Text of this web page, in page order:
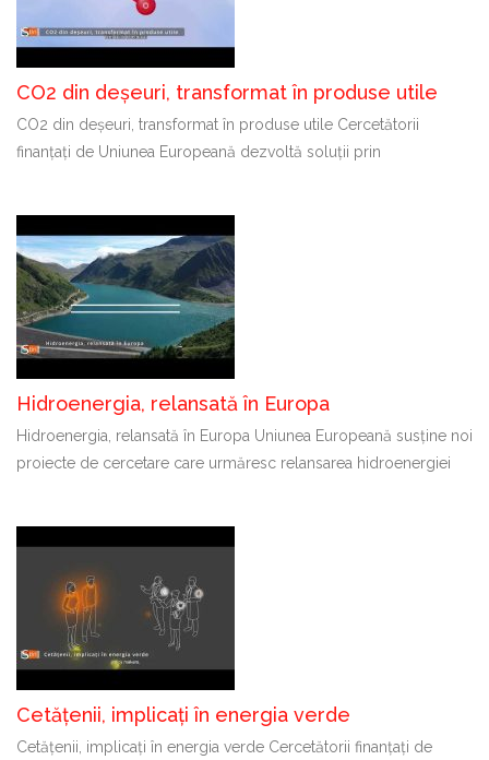
CO2 din deșeuri, transformat în produse utile
CO2 din deșeuri, transformat în produse utile Cercetătorii
finanțați de Uniunea Europeană dezvoltă soluții prin
Hidroenergia, relansată în Europa
Hidroenergia, relansată în Europa Uniunea Europeană susține noi
proiecte de cercetare care urmăresc relansarea hidroenergiei
Cetățenii, implicați în energia verde
Cetățenii, implicați în energia verde Cercetătorii finanțați de